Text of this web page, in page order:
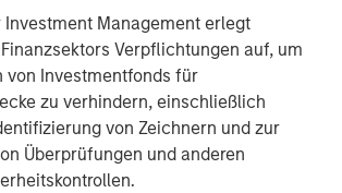
Investment Management erlegt
Verpflichtungen auf, um
von Investmentfonds für
zu verhindern, einschließlich
von Zeichnern und zur
Überprüfungen und anderen
significant investments in capacity
the statement of all four parties to the
AG